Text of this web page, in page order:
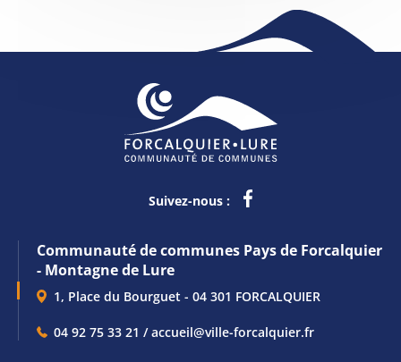
Suivez-nous :
Communauté de communes Pays de Forcalquier
- Montagne de Lure
1, Place du Bourguet - 04 301 FORCALQUIER
04 92 75 33 21 / accueil@ville-forcalquier.fr